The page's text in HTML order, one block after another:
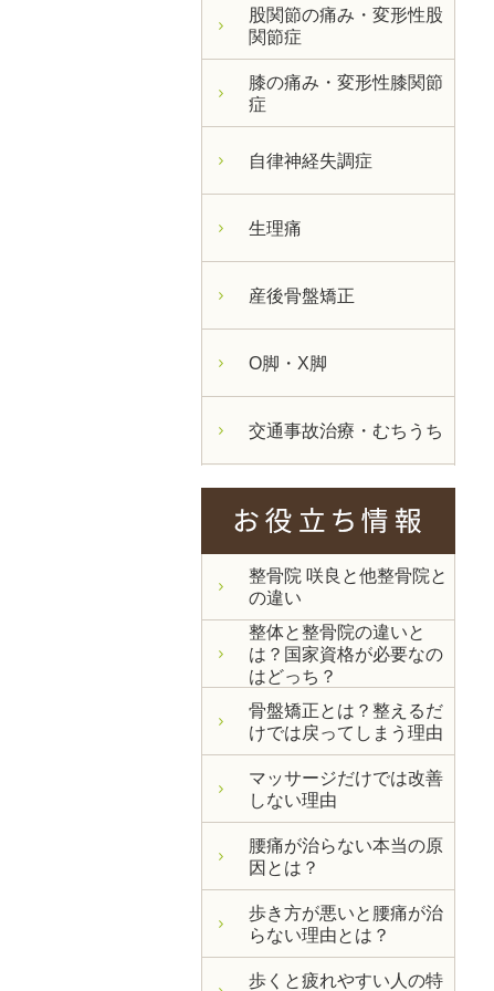
股関節の痛み・変形性股
関節症
膝の痛み・変形性膝関節
症
自律神経失調症
生理痛
産後骨盤矯正
O脚・X脚
交通事故治療・むちうち
整骨院 咲良と他整骨院と
の違い
整体と整骨院の違いと
は？国家資格が必要なの
はどっち？
骨盤矯正とは？整えるだ
けでは戻ってしまう理由
マッサージだけでは改善
しない理由
腰痛が治らない本当の原
因とは？
歩き方が悪いと腰痛が治
らない理由とは？
歩くと疲れやすい人の特